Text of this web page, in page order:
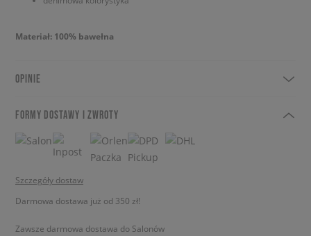
Materiał: 100% bawełna
OPINIE
FORMY DOSTAWY I ZWROTY
Szczegóły dostaw
Darmowa dostawa już od 350 zł!
Zawsze darmowa dostawa do Salonów